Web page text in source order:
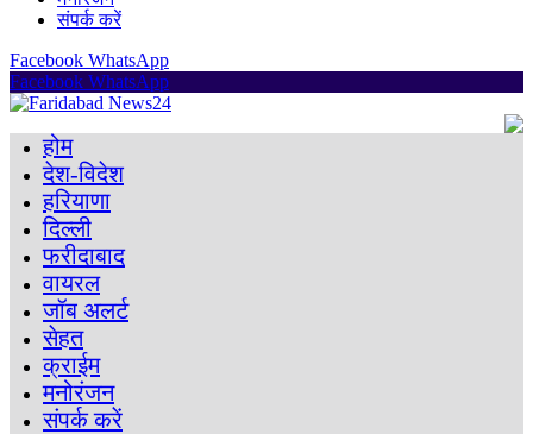
संपर्क करें
Facebook WhatsApp
Facebook WhatsApp
होम
देश-विदेश
हरियाणा
दिल्ली
फरीदाबाद
वायरल
जॉब अलर्ट
सेहत
क्राईम
मनोरंजन
संपर्क करें